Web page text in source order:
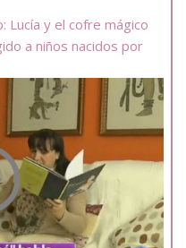
Lucía y el cofre mágico
a niños nacidos por